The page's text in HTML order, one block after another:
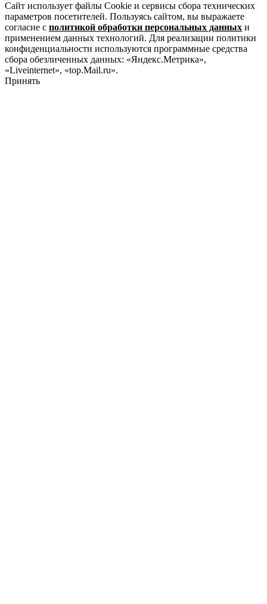
Сайт использует файлы Cookie и сервисы сбора технических
параметров посетителей. Пользуясь сайтом, вы выражаете
согласие с политикой обработки персональных данных и
применением данных технологий. Для реализации политики
конфиденциальности используются программные средства
сбора обезличенных данных: «Яндекс.Метрика»,
«Liveinternet», «top.Mail.ru».
Принять